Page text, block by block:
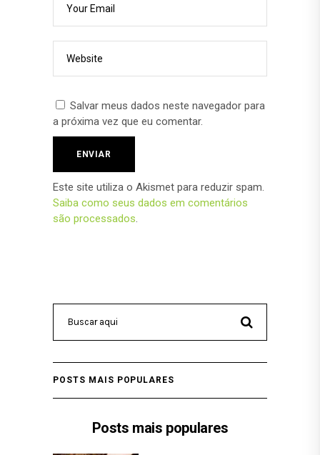
Salvar meus dados neste navegador para
a próxima vez que eu comentar.
Este site utiliza o Akismet para reduzir spam.
Saiba como seus dados em comentários
são processados.
POSTS MAIS POPULARES
Posts mais populares